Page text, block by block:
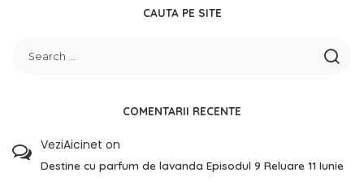
CAUTA PE SITE
COMENTARII RECENTE
VeziAicinet on
Destine cu parfum de lavanda Episodul 9 Reluare 11 Iunie